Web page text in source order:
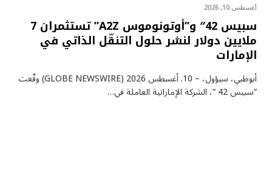
أغسطس 10, 2026
سبيس 42″ و”أوتونوموس A2Z” تستثمران 7
ملايين دولار لنشر حلول التنقّل الذاتي في
الإمارات
أبوظبي، سيؤول، – 10. أغسطس 2026 (GLOBE NEWSWIRE) وقّعت
“سبيس 42 “، الشركة الإماراتية العاملة في…